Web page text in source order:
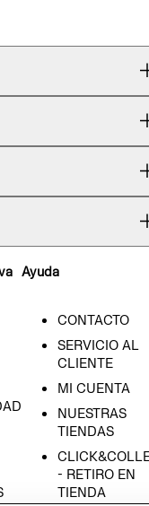
Ayuda
CONTACTO
SERVICIO AL
CLIENTE
MI CUENTA
NUESTRAS
TIENDAS
- RETIRO EN
TIENDA